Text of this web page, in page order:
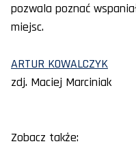
pozwala poznać
miejsc.
ARTUR KOWALCZYK
zdj. Maciej Marciniak
Zobacz także: